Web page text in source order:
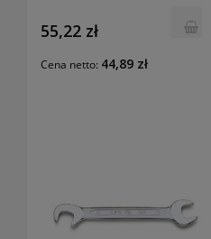
55,22 zł
Cena netto: 44,89 zł